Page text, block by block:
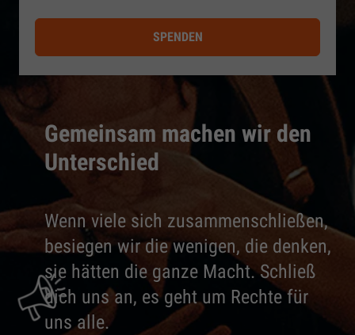
Gemeinsam machen wir den
Unterschied
Wenn viele sich zusammenschließen,
besiegen wir die wenigen, die denken,
sie hätten die ganze Macht. Schließ
dich uns an, es geht um Rechte für
uns alle.
SPENDEN